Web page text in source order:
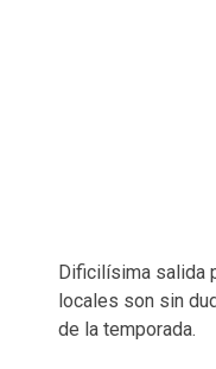
Dificilísima salida
locales son sin
de la temporada.